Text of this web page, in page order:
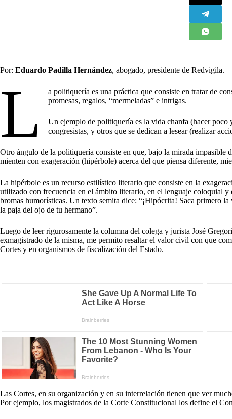
Por: Eduardo Padilla Hernández, abogado, presidente de Redvigila.
L
a politiquería es una práctica que consiste en tratar de
promesas, regalos, “mermeladas” e intrigas.
Un ejemplo de politiquería es la vida chanfa (hacer
congresistas, y otros que se dedican a lesear (realizar
Otro ángulo de la politiquería consiste en que, bajo la mirada impasible
mienten con exageración (hipérbole) acerca del que piensa diferente,
La hipérbole es un recurso estilístico literario que consiste en la
utilizado con frecuencia en el ámbito literario, en el lenguaje coloquial
bromas humorísticas. Un texto semita dice: “¡Hipócrita! Saca primero
la paja del ojo de tu hermano”.
Luego de leer rigurosamente la columna del colega y jurista José
exmagistrado de la misma, me permito resaltar el valor civil con que
Cortes y en organismos de fiscalización del Estado.
Las Cortes, en su organización y en su interrelación tienen que ver
Por ejemplo, los magistrados de la Corte Constitucional los define el